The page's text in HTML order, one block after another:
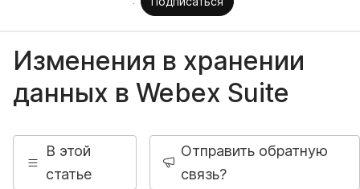
Изменения в хранении
данных в Webex Suite
В этой
статье
Отправить обратную
связь?